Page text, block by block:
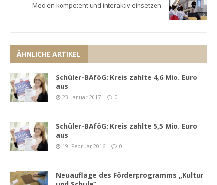
Medien kompetent und interaktiv einsetzen
ÄHNLICHE ARTIKEL
Schüler-BAföG: Kreis zahlte 4,6 Mio. Euro
aus
23. Januar 2017 0
Schüler-BAföG: Kreis zahlte 5,5 Mio. Euro
aus
19. Februar 2016 0
Neuauflage des Förderprogramms „Kultur